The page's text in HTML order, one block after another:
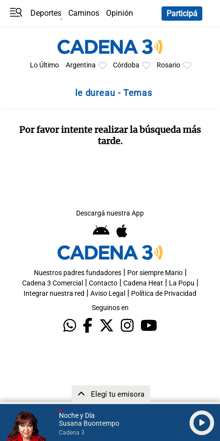
Noche y Día
Susana Buontempo
Cadena 3
Elegí tu emisora
Deportes Caminos
Opinión
Participá
Lo Último Argentina Córdoba Rosario
le dureau - Temas
Por favor intente realizar la búsqueda más
tarde.
Descargá nuestra App
Nuestros padres fundadores| Por siempre Mario|
Cadena 3 Comercial | Contacto| Cadena Heat | La Popu |
Integrar nuestra red | Aviso Legal | Política de Privacidad
Seguinos en